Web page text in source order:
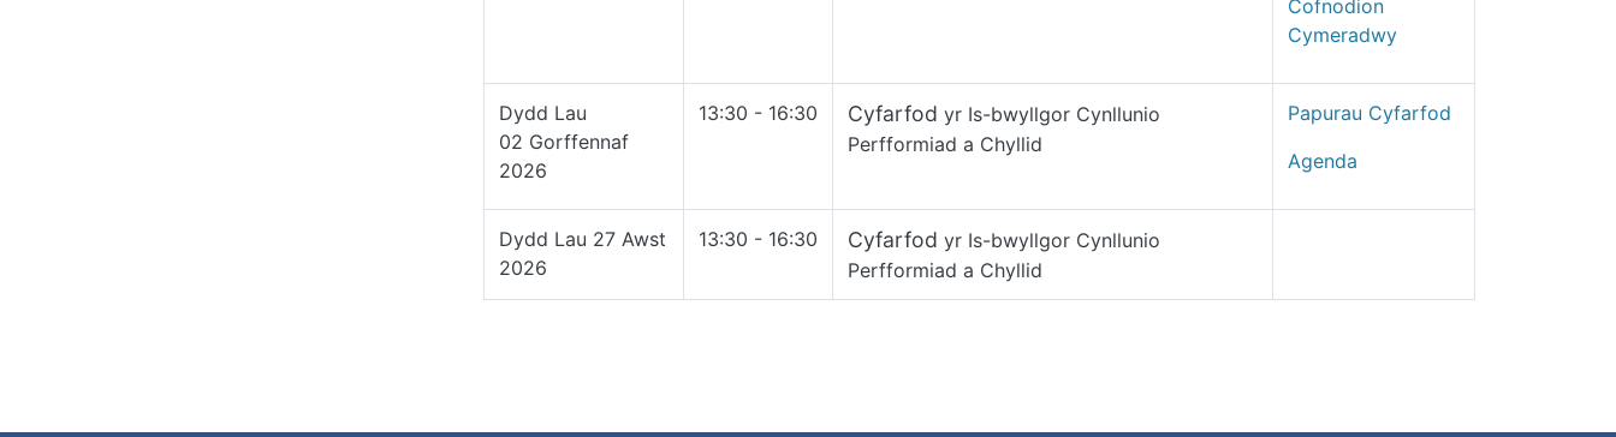
Cofnodion
Cymeradwy
Dydd Lau
02 Gorffennaf
2026
13:30 - 16:30 Cyfarfod yr Is-bwyllgor Cynllunio
Perfformiad a Chyllid
Papurau Cyfarfod
Agenda
Dydd Lau 27 Awst
2026
13:30 - 16:30 Cyfarfod yr Is-bwyllgor Cynllunio
Perfformiad a Chyllid